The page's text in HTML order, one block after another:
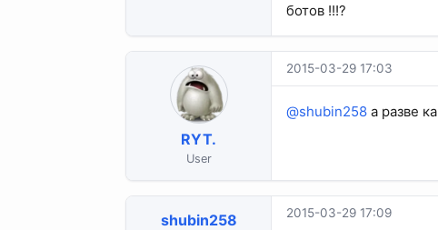
ботов !!!?
RYT.
User
2015-03-29 17:03
@shubin258 а разве
shubin258 2015-03-29 17:09